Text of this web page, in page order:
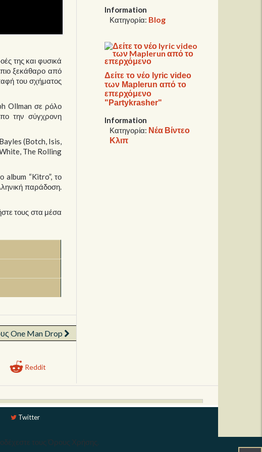
της και φυσικά
ξεκάθαρο από
του σχήματος
Ollman σε ρόλο
την σύγχρονη
(Botch, Isis,
The Rolling
album “Kitro”, το
παράδοση.
τους στα μέσα
One Man Drop
Reddit
Information
Κατηγορία: Blog
Δείτε το νέο lyric video
των Maplerun από το
επερχόμενο
"Partykrasher"
Information
Κατηγορία: Νέα Βίντεο
Κλιπ
Twitter
κάθε δικαιώματος. | Developed by
τους Όρους Χρήσης.